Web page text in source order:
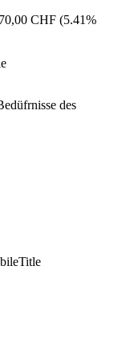
CHF (5.41%
des